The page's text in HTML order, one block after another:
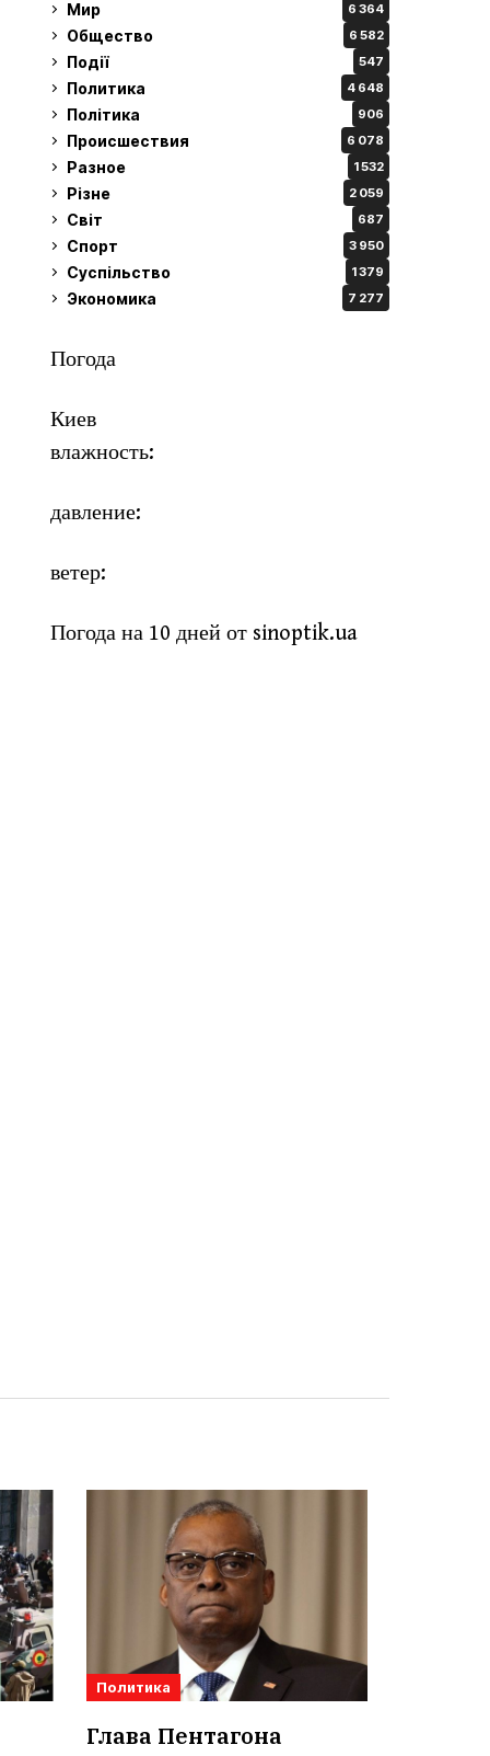
Мир 6 364
Общество 6 582
Події 547
Политика 4 648
Політика 906
Происшествия 6 078
Разное 1 532
Різне 2 059
Світ 687
Спорт 3 950
Суспільство 1 379
Экономика 7 277
Погода
Киев
влажность:
давление:
ветер:
Погода на 10 дней от sinoptik.ua
Политика
Глава Пентагона